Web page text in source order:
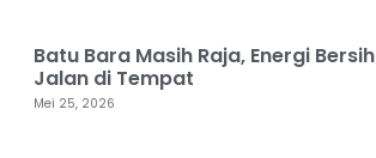
Batu Bara Masih Raja, Energi Bersih
Jalan di Tempat
Mei 25, 2026